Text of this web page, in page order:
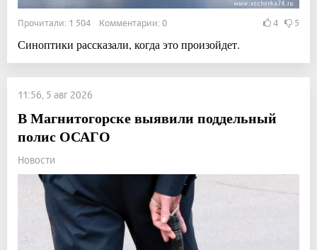
Прочитали: 1 504 Комментарии: 0 4 5
Синоптики рассказали, когда это произойдет.
11:56, 5 авг 2026
В Магнитогорске выявили поддельный
полис ОСАГО
Новости